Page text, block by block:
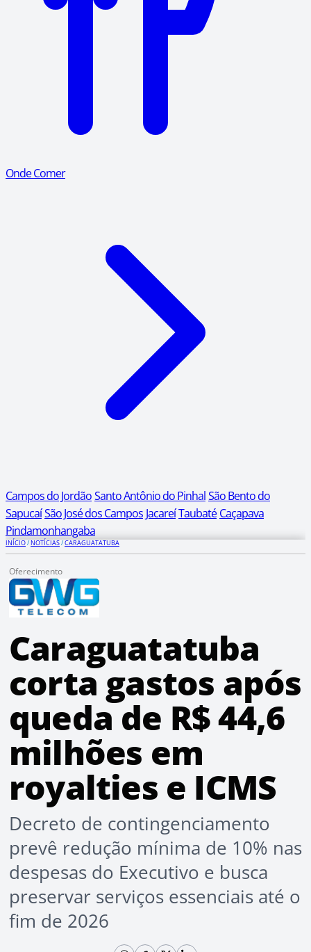
Onde Comer
Campos do JordãoSanto Antônio do PinhalSão Bento do
SapucaíSão José dos Campos JacareíTaubaté Caçapava
Pindamonhangaba
INÍCIO/NOTÍCIAS/CARAGUATATUBA
Oferecimento
Caraguatatuba
corta gastos após
queda de R$ 44,6
milhões em
royalties e ICMS
Decreto de contingenciamento
prevê redução mínima de 10% nas
despesas do Executivo e busca
preservar serviços essenciais até o
fim de 2026